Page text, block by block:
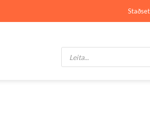
Products
search